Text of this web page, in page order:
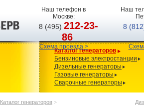
Наш телефон в
Москве:
8 (495)212-23-
86
Схема проезда >
Наш
8
Каталог генераторов
Бензиновые электростанции
Дизельные генераторы
Газовые генераторы
Сварочные генераторы
Каталог генераторов >